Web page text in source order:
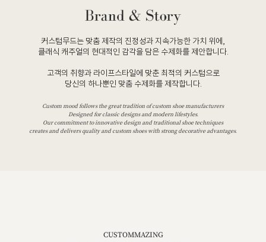
커스텀무드는 맞춤 제작의 진정성과 지속가능한 가치 위에,
클래식 캐주얼의 현대적인 감각을 담은 수제화를 제안합니다.
고객의 취향과 라이프스타일에 맞춘 최적의 커스텀으로
당신의 하나뿐인 맞춤 수제화를 제작합니다.
Custom mood follows the great tradition of custom shoe manufacturers
Designed for classic designs and modern lifestyles.
Our commitment to innovative design and traditional shoe techniques
creates and delivers quality and custom shoes with strong decorative advantages.
CUSTOMMAZING